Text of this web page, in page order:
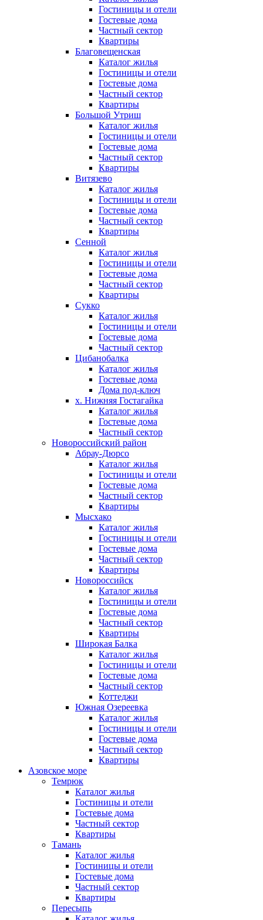
Гостиницы и отели
Гостевые дома
Частный сектор
Квартиры
Благовещенская
Каталог жилья
Гостиницы и отели
Гостевые дома
Частный сектор
Квартиры
Большой Утриш
Каталог жилья
Гостиницы и отели
Гостевые дома
Частный сектор
Квартиры
Витязево
Каталог жилья
Гостиницы и отели
Гостевые дома
Частный сектор
Квартиры
Сенной
Каталог жилья
Гостиницы и отели
Гостевые дома
Частный сектор
Квартиры
Сукко
Каталог жилья
Гостиницы и отели
Гостевые дома
Частный сектор
Цибанобалка
Каталог жилья
Гостевые дома
Дома под-ключ
х. Нижняя Гостагайка
Каталог жилья
Гостевые дома
Частный сектор
Новороссийский район
Абрау-Дюрсо
Каталог жилья
Гостиницы и отели
Гостевые дома
Частный сектор
Квартиры
Мысхако
Каталог жилья
Гостиницы и отели
Гостевые дома
Частный сектор
Квартиры
Новороссийск
Каталог жилья
Гостиницы и отели
Гостевые дома
Частный сектор
Квартиры
Широкая Балка
Каталог жилья
Гостиницы и отели
Гостевые дома
Частный сектор
Коттеджи
Южная Озереевка
Каталог жилья
Гостиницы и отели
Гостевые дома
Частный сектор
Квартиры
Азовское море
Темрюк
Каталог жилья
Гостиницы и отели
Гостевые дома
Частный сектор
Квартиры
Тамань
Каталог жилья
Гостиницы и отели
Гостевые дома
Частный сектор
Квартиры
Пересыпь